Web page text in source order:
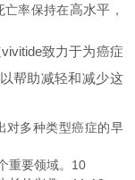
亡率保持在高水平 ，
致力于为癌症
帮助减轻和减少这
对多种类型癌症的早
重要领域。10